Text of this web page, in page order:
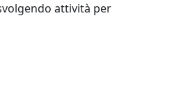
attività per